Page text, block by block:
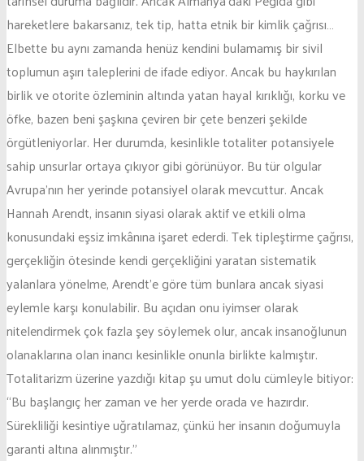
hareketlere bakarsanız, tek tip, hatta etnik bir kimlik çağrısı…
Elbette bu aynı zamanda henüz kendini bulamamış bir sivil
toplumun aşırı taleplerini de ifade ediyor. Ancak bu haykırılan
birlik ve otorite özleminin altında yatan hayal kırıklığı, korku ve
öfke, bazen beni şaşkına çeviren bir çete benzeri şekilde
örgütleniyorlar. Her durumda, kesinlikle totaliter potansiyele
sahip unsurlar ortaya çıkıyor gibi görünüyor. Bu tür olgular
Avrupa’nın her yerinde potansiyel olarak mevcuttur. Ancak
Hannah Arendt, insanın siyasi olarak aktif ve etkili olma
konusundaki eşsiz imkânına işaret ederdi. Tek tipleştirme çağrısı,
gerçekliğin ötesinde kendi gerçekliğini yaratan sistematik
yalanlara yönelme, Arendt’e göre tüm bunlara ancak siyasi
eylemle karşı konulabilir. Bu açıdan onu iyimser olarak
nitelendirmek çok fazla şey söylemek olur, ancak insanoğlunun
olanaklarına olan inancı kesinlikle onunla birlikte kalmıştır.
Totalitarizm üzerine yazdığı kitap şu umut dolu cümleyle bitiyor:
“Bu başlangıç her zaman ve her yerde orada ve hazırdır.
Sürekliliği kesintiye uğratılamaz, çünkü her insanın doğumuyla
garanti altına alınmıştır.”